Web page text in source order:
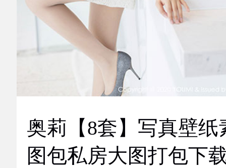
奥莉【8套】写真壁纸
图包私房大图打包下